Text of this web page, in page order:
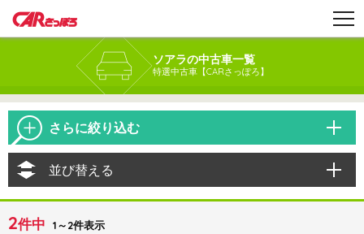
ソアラの中古車一覧
特選中古車【CARさっぽろ】
さらに絞り込む
並び替える
2件中 1～2件表示